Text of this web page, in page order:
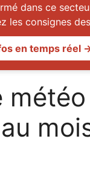
dans ce
les consignes
en temps réel